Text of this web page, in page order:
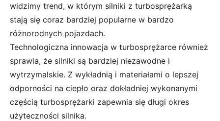
widzimy trend, w którym silniki z turbosprężarką
stają się coraz bardziej popularne w bardzo
różnorodnych pojazdach.
Technologiczna innowacja w turbosprężarce również
sprawia, że silniki są bardziej niezawodne i
wytrzymalskie. Z wykładnią i materiałami o lepszej
odporności na ciepło oraz dokładniej wykonanymi
częścią turbosprężarki zapewnia się długi okres
użyteczności silnika.